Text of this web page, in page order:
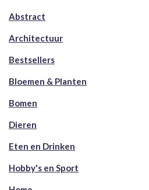
Abstract
Architectuur
Bestsellers
Bloemen & Planten
Bomen
Dieren
Eten en Drinken
Hobby's en Sport